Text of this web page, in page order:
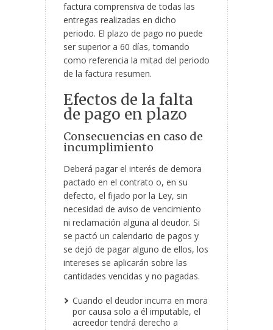
factura comprensiva de todas las
entregas realizadas en dicho
periodo. El plazo de pago no puede
ser superior a 60 días, tomando
como referencia la mitad del periodo
de la factura resumen.
Efectos de la falta
de pago en plazo
Consecuencias en caso de
incumplimiento
Deberá pagar el interés de demora
pactado en el contrato o, en su
defecto, el fijado por la Ley, sin
necesidad de aviso de vencimiento
ni reclamación alguna al deudor. Si
se pactó un calendario de pagos y
se dejó de pagar alguno de ellos, los
intereses se aplicarán sobre las
cantidades vencidas y no pagadas.
Cuando el deudor incurra en mora
por causa solo a él imputable, el
acreedor tendrá derecho a